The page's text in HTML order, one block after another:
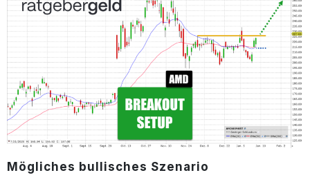
Mögliches bullisches Szenario